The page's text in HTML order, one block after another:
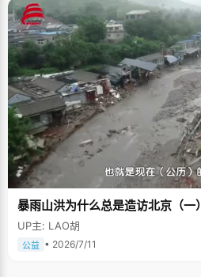
暴雨山洪为什么总是造访北京（一）
UP主: LAO胡
公益 • 2026/7/11